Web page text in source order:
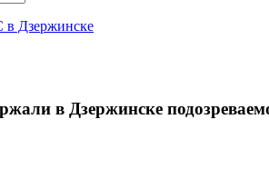
Дзержинске
в Дзержинске